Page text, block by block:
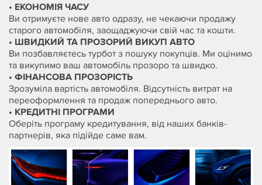
• ЕКОНОМІЯ ЧАСУ
Ви отримуєте нове авто одразу, не чекаючи продажу
старого автомобіля, заощаджуючи свій час та кошти.
• ШВИДКИЙ ТА ПРОЗОРИЙ ВИКУП АВТО
Ви позбавляєтесь турбот з пошуку покупців. Ми оцінимо
та викупимо ваш автомобіль прозоро та швидко.
• ФІНАНСОВА ПРОЗОРІСТЬ
Зрозуміла вартість автомобіля. Відсутність витрат на
переоформлення та продаж попереднього авто.
• КРЕДИТНІ ПРОГРАМИ
Оберіть програму кредитування, від наших банків-
партнерів, яка підійде саме вам.